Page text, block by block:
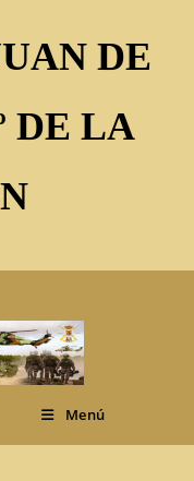
DE
DE LA
Menú